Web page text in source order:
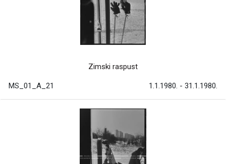
Zimski raspust
MS_01_A_21 1.1.1980. - 31.1.1980.